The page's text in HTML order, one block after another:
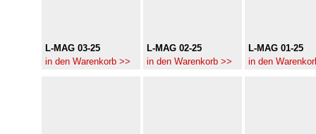
L-MAG 03-25
in den Warenkorb >>
L-MAG 02-25
in den Warenkorb >>
L-MAG 01-25
in den